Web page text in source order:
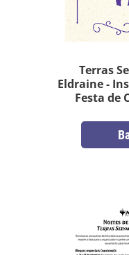
Terras
Eldraine -
Festa de